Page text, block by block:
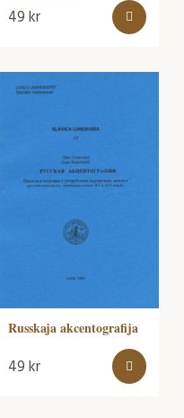
49kr
Russkaja akcentografija
49kr